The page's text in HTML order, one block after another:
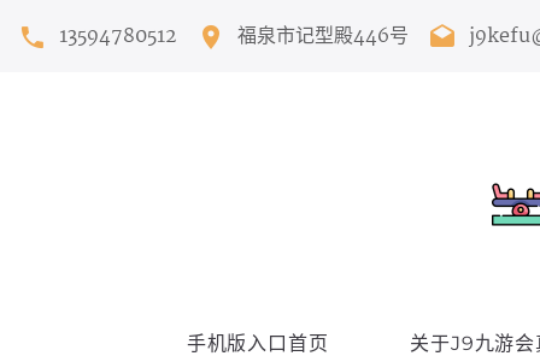
13594780512 福泉市记型殿446号
手机版入口首页 关于J9九游